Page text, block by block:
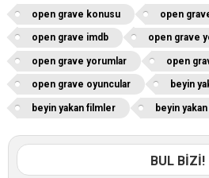
open grave konusu open
open grave imdb open grave
open grave yorumlar open
open grave oyuncular beyin
beyin yakan filmler beyin
BUL BİZİ!